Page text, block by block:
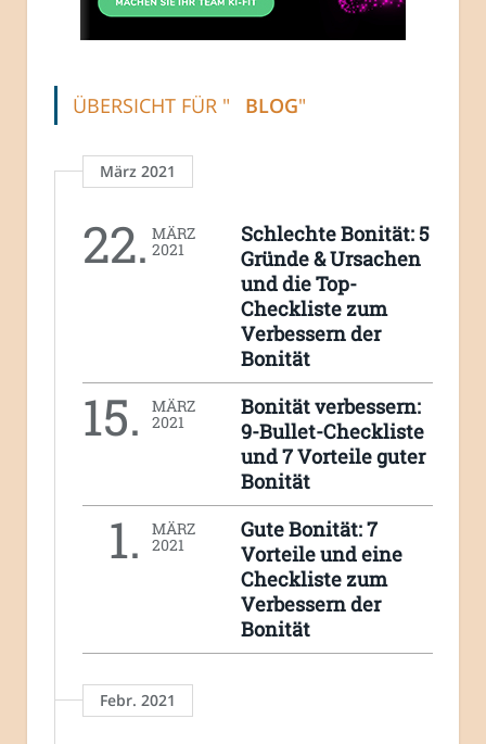
ÜBERSICHT FÜR " BLOG"
März 2021
22. MÄRZ
2021
Schlechte Bonität: 5
Gründe & Ursachen
und die Top-
Checkliste zum
Verbessern der
Bonität
15. MÄRZ
2021
Bonität verbessern:
9-Bullet-Checkliste
und 7 Vorteile guter
Bonität
1. MÄRZ
2021
Gute Bonität: 7
Vorteile und eine
Checkliste zum
Verbessern der
Bonität
Febr. 2021